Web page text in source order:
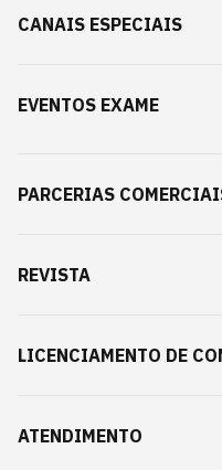
CANAIS ESPECIAIS
EVENTOS EXAME
PARCERIAS
REVISTA
LICENCIAMENTO DE
ATENDIMENTO